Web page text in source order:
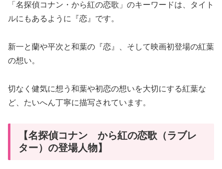
「名探偵コナン・から紅の恋歌」のキーワードは、タイト
ルにもあるように『恋』です。
新一と蘭や平次と和葉の『恋』、そして映画初登場の紅葉
の想い。
切なく健気に想う和葉や初恋の想いを大切にする紅葉な
ど、たいへん丁寧に描写されています。
【名探偵コナン から紅の恋歌（ラブレ
ター）の登場人物】